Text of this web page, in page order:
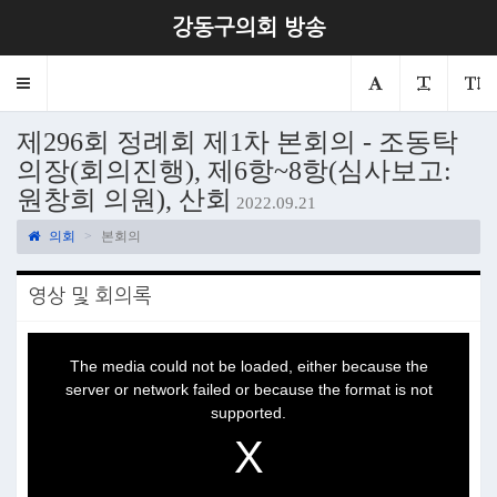
강동구의회 방송
Toggle
제296회 정례회 제1차 본회의 - 조동탁
의장(회의진행), 제6항~8항(심사보고:
원창희 의원), 산회
2022.09.21
의회 본회의
영상 및 회의록
The media could not be loaded, either because the
server or network failed or because the format is not
supported.